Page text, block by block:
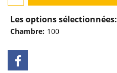
Les options sélectionnées:
Chambre: 100